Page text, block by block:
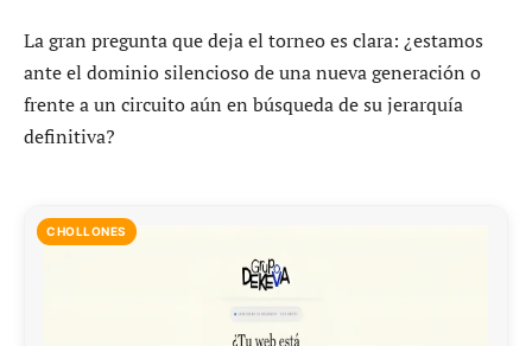
La gran pregunta que deja el torneo es clara: ¿estamos
ante el dominio silencioso de una nueva generación o
frente a un circuito aún en búsqueda de su jerarquía
definitiva?
CHOLLONES